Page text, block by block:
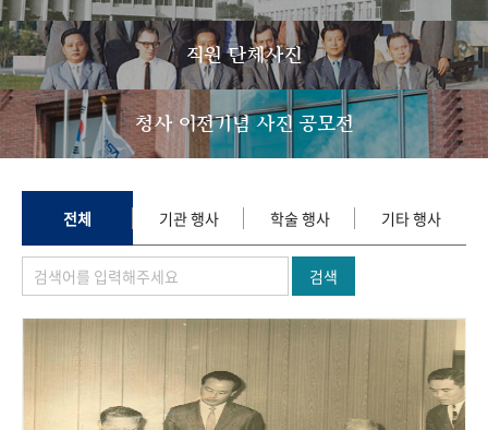
기록물 아카이브
사진 아카이브 문서 기록물 행정박물 영상 기록물
50+1 주년 기념
성과 50선 숫자로 보는 50년
세계와 함께 한 KIHASA
VR 역사관
직원 단체사진
청사 이전기념 사진 공모전
전체 기관 행사 학술 행사 기타 행사
검색